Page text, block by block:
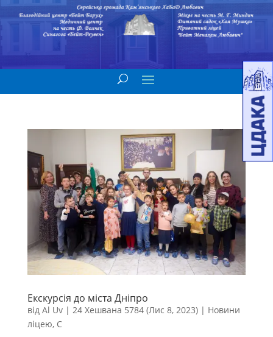
Екскурсія до міста Дніпро
від Al Uv| 24 Хешвана 5784 (Лис 8, 2023)| Новини
ліцею, С